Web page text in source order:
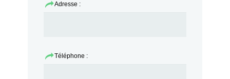
Adresse :
Téléphone :